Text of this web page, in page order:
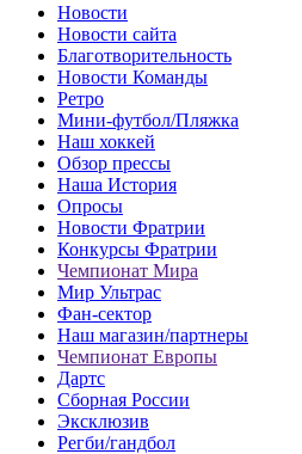
Новости
Новости сайта
Благотворительность
Новости Команды
Ретро
Мини-футбол/Пляжка
Наш хоккей
Обзор прессы
Наша История
Опросы
Новости Фратрии
Конкурсы Фратрии
Чемпионат Мира
Мир Ультрас
Фан-cектор
Наш магазин/партнеры
Чемпионат Европы
Дартс
Сборная России
Эксклюзив
Регби/гандбол